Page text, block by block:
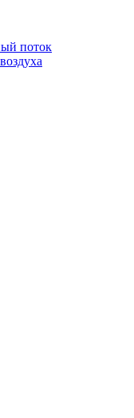
поток